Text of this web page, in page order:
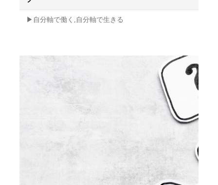
▶︎自分軸で働く,自分軸で生きる